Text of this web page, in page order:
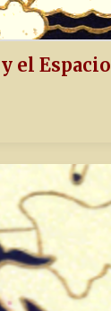
el Espacio